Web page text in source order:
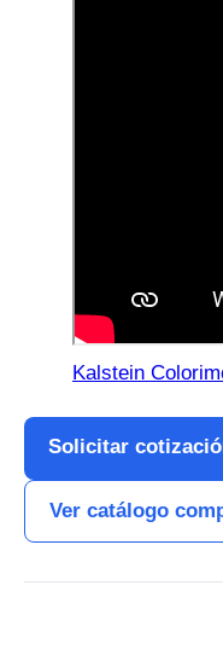
Kalstein
Solicitar
Ver catálogo